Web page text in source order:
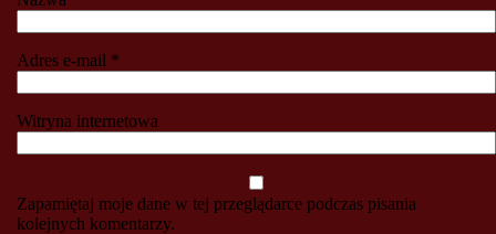
Adres e-mail *
Witryna internetowa
Zapamiętaj moje dane w tej przeglądarce podczas pisania
kolejnych komentarzy.